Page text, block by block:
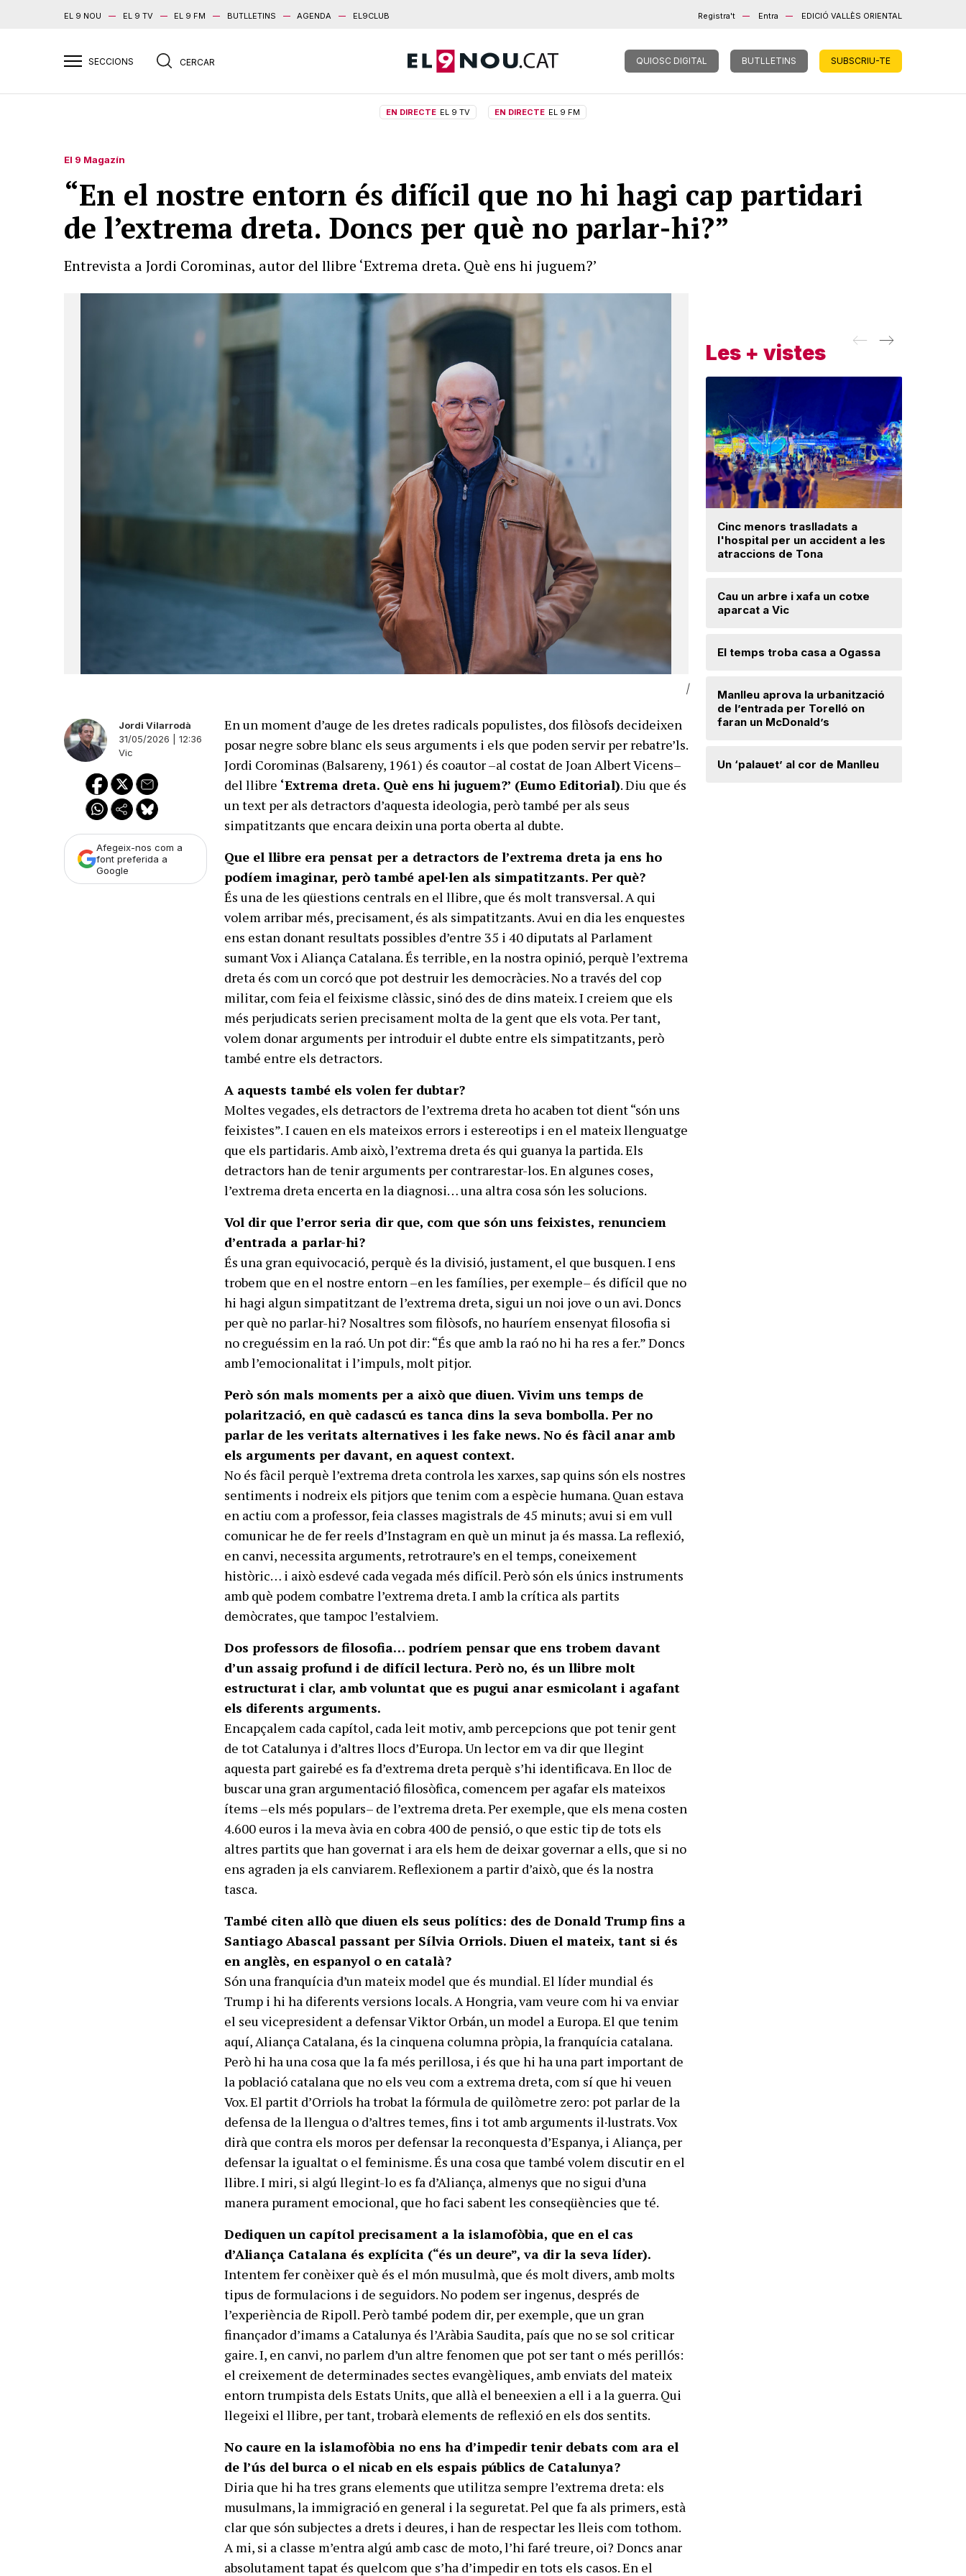
EL 9 NOU EL 9 TV EL 9 FM BUTLLETINS AGENDA EL9CLUB Registra't Entra EDICIÓ VALLÈS ORIENTAL
QUIOSC DIGITAL BUTLLETINS SUBSCRIU-TE
EN DIRECTE EL 9 TV EN DIRECTE EL 9 FM
El 9 Magazín
“En el nostre entorn és difícil que no hi hagi cap partidari
de l’extrema dreta. Doncs per què no parlar-hi?”
Entrevista a Jordi Corominas, autor del llibre ‘Extrema dreta. Què ens hi juguem?’
|
Jordi Vilarrodà
31/05/2026 | 12:36
Vic
Afegeix-nos com a
font preferida a
Google
En un moment d’auge de les dretes radicals populistes, dos filòsofs decideixen
posar negre sobre blanc els seus arguments i els que poden servir per rebatre’ls.
Jordi Corominas (Balsareny, 1961) és coautor –al costat de Joan Albert Vicens–
del llibre ‘Extrema dreta. Què ens hi juguem?’ (Eumo Editorial). Diu que és
un text per als detractors d’aquesta ideologia, però també per als seus
simpatitzants que encara deixin una porta oberta al dubte.
Que el llibre era pensat per a detractors de l’extrema dreta ja ens ho
podíem imaginar, però també apel·len als simpatitzants. Per què?
És una de les qüestions centrals en el llibre, que és molt transversal. A qui
volem arribar més, precisament, és als simpatitzants. Avui en dia les enquestes
ens estan donant resultats possibles d’entre 35 i 40 diputats al Parlament
sumant Vox i Aliança Catalana. És terrible, en la nostra opinió, perquè l’extrema
dreta és com un corcó que pot destruir les democràcies. No a través del cop
militar, com feia el feixisme clàssic, sinó des de dins mateix. I creiem que els
més perjudicats serien precisament molta de la gent que els vota. Per tant,
volem donar arguments per introduir el dubte entre els simpatitzants, però
també entre els detractors.
A aquests també els volen fer dubtar?
Moltes vegades, els detractors de l’extrema dreta ho acaben tot dient “són uns
feixistes”. I cauen en els mateixos errors i estereotips i en el mateix llenguatge
que els partidaris. Amb això, l’extrema dreta és qui guanya la partida. Els
detractors han de tenir arguments per contrarestar-los. En algunes coses,
l’extrema dreta encerta en la diagnosi… una altra cosa són les solucions.
Vol dir que l’error seria dir que, com que són uns feixistes, renunciem
d’entrada a parlar-hi?
És una gran equivocació, perquè és la divisió, justament, el que busquen. I ens
trobem que en el nostre entorn –en les famílies, per exemple– és difícil que no
hi hagi algun simpatitzant de l’extrema dreta, sigui un noi jove o un avi. Doncs
per què no parlar-hi? Nosaltres som filòsofs, no hauríem ensenyat filosofia si
no creguéssim en la raó. Un pot dir: “És que amb la raó no hi ha res a fer.” Doncs
amb l’emocionalitat i l’impuls, molt pitjor.
Però són mals moments per a això que diuen. Vivim uns temps de
polarització, en què cadascú es tanca dins la seva bombolla. Per no
parlar de les veritats alternatives i les fake news. No és fàcil anar amb
els arguments per davant, en aquest context.
No és fàcil perquè l’extrema dreta controla les xarxes, sap quins són els nostres
sentiments i nodreix els pitjors que tenim com a espècie humana. Quan estava
en actiu com a professor, feia classes magistrals de 45 minuts; avui si em vull
comunicar he de fer reels d’Instagram en què un minut ja és massa. La reflexió,
en canvi, necessita arguments, retrotraure’s en el temps, coneixement
històric… i això esdevé cada vegada més difícil. Però són els únics instruments
amb què podem combatre l’extrema dreta. I amb la crítica als partits
demòcrates, que tampoc l’estalviem.
Dos professors de filosofia… podríem pensar que ens trobem davant
d’un assaig profund i de difícil lectura. Però no, és un llibre molt
estructurat i clar, amb voluntat que es pugui anar esmicolant i agafant
els diferents arguments.
Encapçalem cada capítol, cada leit motiv, amb percepcions que pot tenir gent
de tot Catalunya i d’altres llocs d’Europa. Un lector em va dir que llegint
aquesta part gairebé es fa d’extrema dreta perquè s’hi identificava. En lloc de
buscar una gran argumentació filosòfica, comencem per agafar els mateixos
ítems –els més populars– de l’extrema dreta. Per exemple, que els mena costen
4.600 euros i la meva àvia en cobra 400 de pensió, o que estic tip de tots els
altres partits que han governat i ara els hem de deixar governar a ells, que si no
ens agraden ja els canviarem. Reflexionem a partir d’això, que és la nostra
tasca.
També citen allò que diuen els seus polítics: des de Donald Trump fins a
Santiago Abascal passant per Sílvia Orriols. Diuen el mateix, tant si és
en anglès, en espanyol o en català?
Són una franquícia d’un mateix model que és mundial. El líder mundial és
Trump i hi ha diferents versions locals. A Hongria, vam veure com hi va enviar
el seu vicepresident a defensar Viktor Orbán, un model a Europa. El que tenim
aquí, Aliança Catalana, és la cinquena columna pròpia, la franquícia catalana.
Però hi ha una cosa que la fa més perillosa, i és que hi ha una part important de
la població catalana que no els veu com a extrema dreta, com sí que hi veuen
Vox. El partit d’Orriols ha trobat la fórmula de quilòmetre zero: pot parlar de la
defensa de la llengua o d’altres temes, fins i tot amb arguments il·lustrats. Vox
dirà que contra els moros per defensar la reconquesta d’Espanya, i Aliança, per
defensar la igualtat o el feminisme. És una cosa que també volem discutir en el
llibre. I miri, si algú llegint-lo es fa d’Aliança, almenys que no sigui d’una
manera purament emocional, que ho faci sabent les conseqüències que té.
Dediquen un capítol precisament a la islamofòbia, que en el cas
d’Aliança Catalana és explícita (“és un deure”, va dir la seva líder).
Intentem fer conèixer què és el món musulmà, que és molt divers, amb molts
tipus de formulacions i de seguidors. No podem ser ingenus, després de
l’experiència de Ripoll. Però també podem dir, per exemple, que un gran
finançador d’imams a Catalunya és l’Aràbia Saudita, país que no se sol criticar
gaire. I, en canvi, no parlem d’un altre fenomen que pot ser tant o més perillós:
el creixement de determinades sectes evangèliques, amb enviats del mateix
entorn trumpista dels Estats Units, que allà el beneexien a ell i a la guerra. Qui
llegeixi el llibre, per tant, trobarà elements de reflexió en els dos sentits.
No caure en la islamofòbia no ens ha d’impedir tenir debats com ara el
de l’ús del burca o el nicab en els espais públics de Catalunya?
Diria que hi ha tres grans elements que utilitza sempre l’extrema dreta: els
musulmans, la immigració en general i la seguretat. Pel que fa als primers, està
clar que són subjectes a drets i deures, i han de respectar les lleis com tothom.
A mi, si a classe m’entra algú amb casc de moto, l’hi faré treure, oi? Doncs anar
absolutament tapat és quelcom que s’ha d’impedir en tots els casos. En el
Les + vistes
Cinc menors traslladats a
l'hospital per un accident a les
atraccions de Tona
Cau un arbre i xafa un cotxe
aparcat a Vic
El temps troba casa a Ogassa
Manlleu aprova la urbanització
de l’entrada per Torelló on
faran un McDonald’s
Un ‘palauet’ al cor de Manlleu